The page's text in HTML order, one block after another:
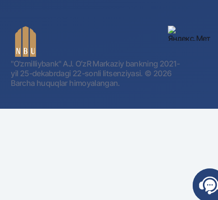
"O'zmilliybank" AJ. OʻzR Markaziy bankning 2021-
yil 25-dekabrdagi 22-sonli litsenziyasi. © 2026
Barcha huquqlar himoyalangan.